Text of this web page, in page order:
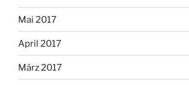
Mai 2017
April 2017
März 2017